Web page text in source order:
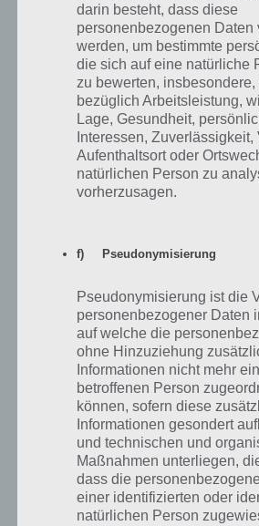
Justus Kneisel 01.10.2015
Das Licht ist übrigens dafür da, dass wenn
Lichthupe anleuchtet es ausweicht.
Unbedingt ausprobieren ;)
Antworten
Ich hab nach 1:45 Stunden 640000 erfahren
Antworten
Anonym 01.02.2015 11:06
Wenn man ein Auto mit der lichthupe
Antworten
darin besteht, dass diese
personenbezogenen Daten
werden, um bestimmte
die sich auf eine natürliche
zu bewerten, insbesondere,
bezüglich Arbeitsleistung,
Lage, Gesundheit,
Interessen, Zuverlässigkeit,
Aufenthaltsort oder
natürlichen Person zu
vorherzusagen.
f) Pseudonymisierung
Pseudonymisierung ist die
personenbezogener Daten
auf welche die
ohne Hinzuziehung
Informationen nicht mehr
betroffenen Person
können, sofern diese
Informationen gesondert
und technischen und
Maßnahmen unterliegen,
dass die
einer identifizierten oder
natürlichen Person